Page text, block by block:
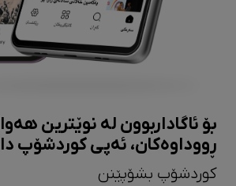
بۆ ئاگاداربوون لە نوێترین
ڕووداوەکان، ئەپی کوردشۆپ
کوردشۆپ بشۆپێنن